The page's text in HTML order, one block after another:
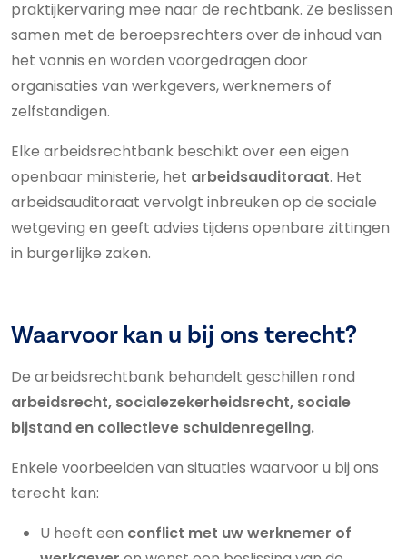
praktijkervaring mee naar de rechtbank. Ze beslissen
samen met de beroepsrechters over de inhoud van
het vonnis en worden voorgedragen door
organisaties van werkgevers, werknemers of
zelfstandigen.
Elke arbeidsrechtbank beschikt over een eigen
openbaar ministerie, het arbeidsauditoraat. Het
arbeidsauditoraat vervolgt inbreuken op de sociale
wetgeving en geeft advies tijdens openbare zittingen
in burgerlijke zaken.
Waarvoor kan u bij ons terecht?
De arbeidsrechtbank behandelt geschillen rond
arbeidsrecht, socialezekerheidsrecht, sociale
bijstand en collectieve schuldenregeling.
Enkele voorbeelden van situaties waarvoor u bij ons
terecht kan:
U heeft een conflict met uw werknemer of